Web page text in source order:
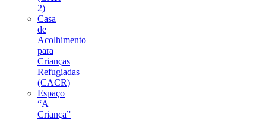
2)
Casa
de
Acolhimento
para
Crianças
Refugiadas
(CACR)
Espaço
“A
Criança”